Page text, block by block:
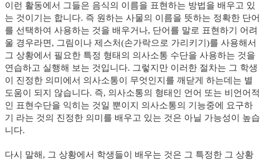
이런 활동에서 그들은 음식의 이름을 표현하는 방법을 배우고 있
는 것이기는 합니다. 즉 원하는 사물의 이름을 뜻하는 정확한 단어
를 선택하여 사용하는 것을 배우거나, 단어를 말로 표현하기 어려
울 경우라면, 그림이나 제스처(손가락으로 가리키기)를 사용해서
그 상황에서 필요한 특정 형태의 의사소통 수단을 사용하는 것을
연습하고 실행해 보는 것입니다. 그렇지만 이러한 절차는 그 학생
이 진정한 의미에서 의사소통이 무엇인지를 깨닫게 하는데는 별
도움이 되지 않습니다. 즉, 의사소통의 형태인 언어 또는 비언어적
인 표현수단을 익히는 것일 뿐이지 의사소통의 기능중에 요구하
기 라는 것의 진정한 의미를 배우고 있는 것은 아닐 가능성이 높습
니다.
다시 말해, 그 상황에서 학생들이 배우는 것은 그 특정한 그 상황